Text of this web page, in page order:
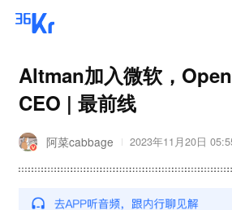
Altman加入微软，
CEO | 最前线
阿菜cabbage 2023年11月20日